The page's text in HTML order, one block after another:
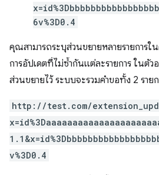
6v%3D0.4
คุณสามารถระบุส่วนขยายหลายรายการใ
การอัปเดตที่ไม่ซ้ำกันแต่ละรายการ ในตั
ส่วนขยายไว้ ระบบจะรวมคําขอทั้ง 2 ราย
http://test.com/
v%3D0.4